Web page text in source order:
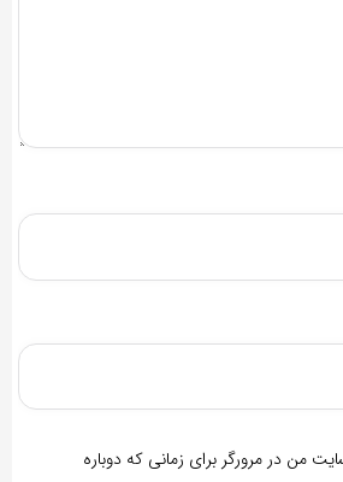
من در مرورگر برای زمانی که دوباره